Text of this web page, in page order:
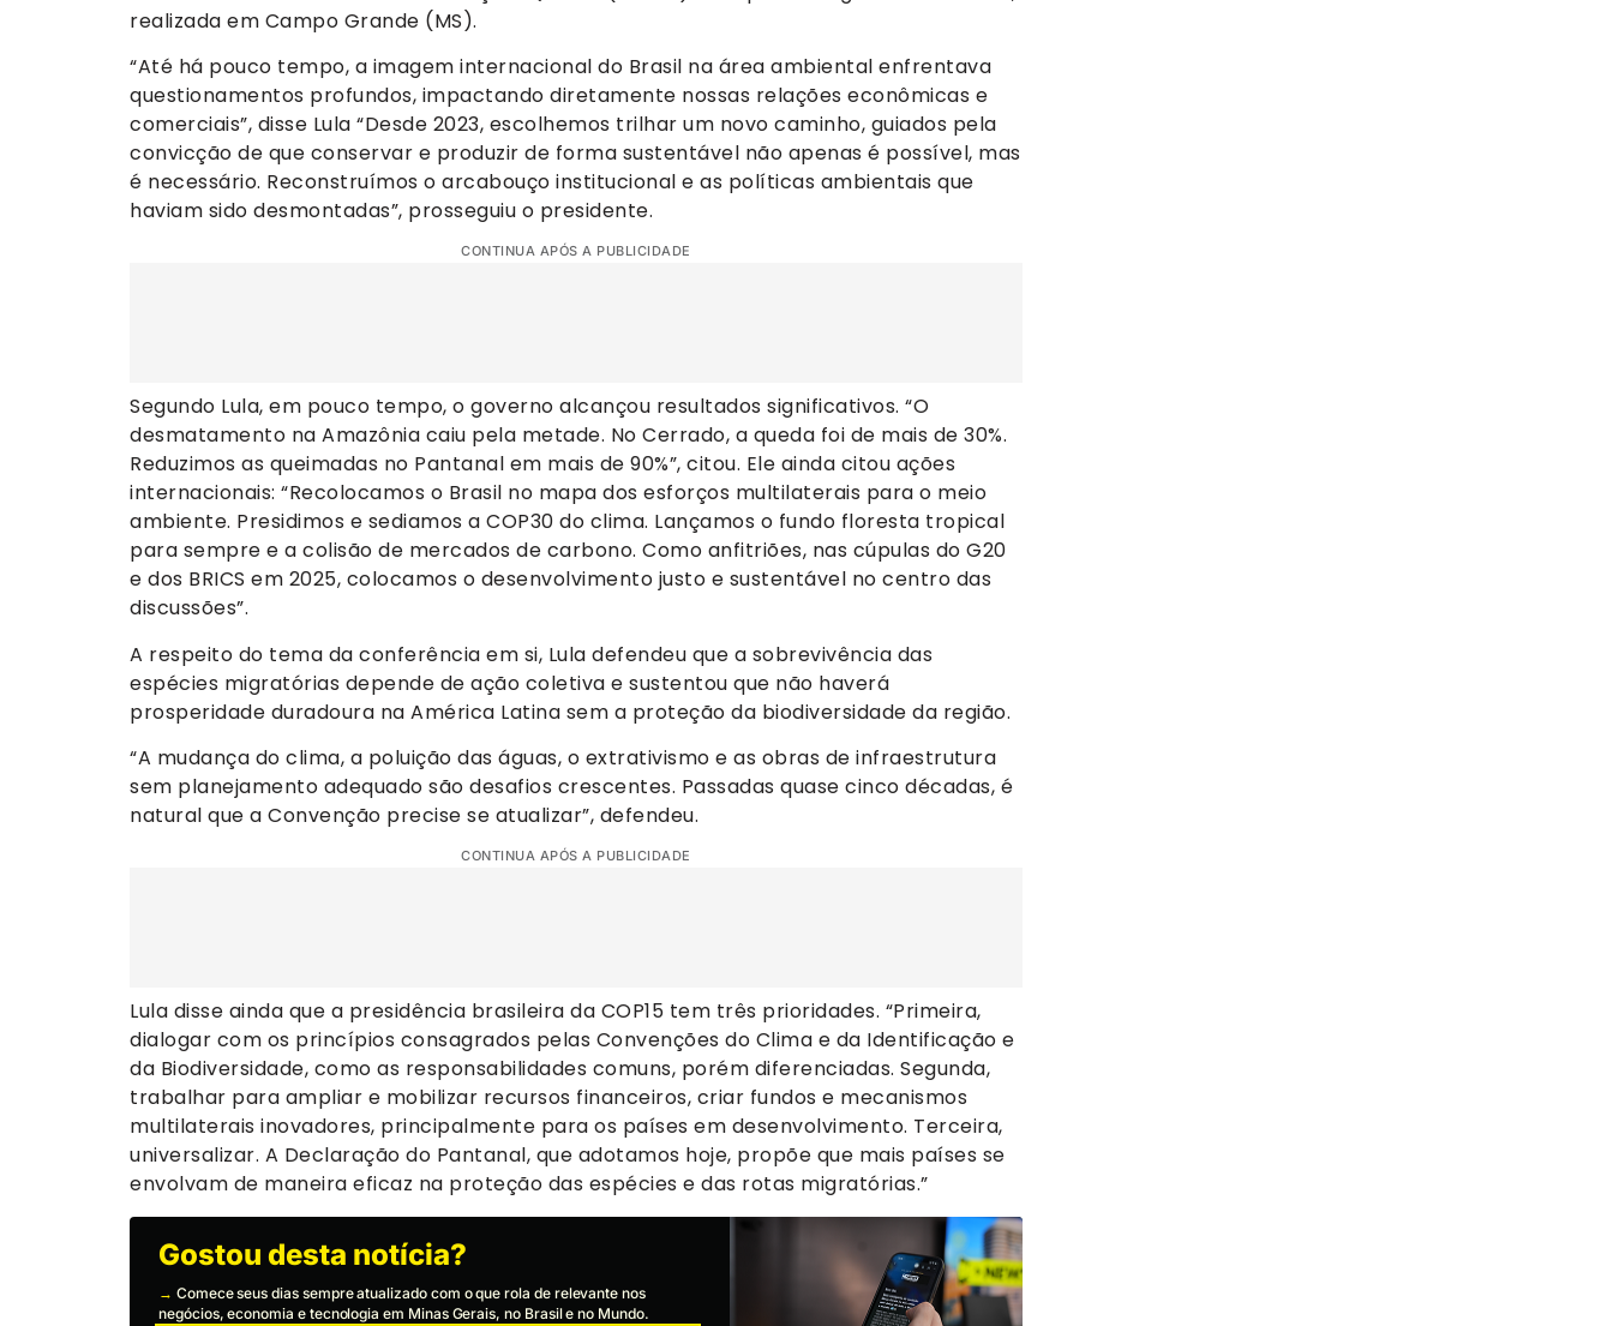
realizada em Campo Grande (MS).
“Até há pouco tempo, a imagem internacional do Brasil na área ambiental enfrentava
questionamentos profundos, impactando diretamente nossas relações econômicas e
comerciais”, disse Lula “Desde 2023, escolhemos trilhar um novo caminho, guiados pela
convicção de que conservar e produzir de forma sustentável não apenas é possível, mas
é necessário. Reconstruímos o arcabouço institucional e as políticas ambientais que
haviam sido desmontadas”, prosseguiu o presidente.
CONTINUA APÓS A PUBLICIDADE
Segundo Lula, em pouco tempo, o governo alcançou resultados significativos. “O
desmatamento na Amazônia caiu pela metade. No Cerrado, a queda foi de mais de 30%.
Reduzimos as queimadas no Pantanal em mais de 90%”, citou. Ele ainda citou ações
internacionais: “Recolocamos o Brasil no mapa dos esforços multilaterais para o meio
ambiente. Presidimos e sediamos a COP30 do clima. Lançamos o fundo floresta tropical
para sempre e a colisão de mercados de carbono. Como anfitriões, nas cúpulas do G20
e dos BRICS em 2025, colocamos o desenvolvimento justo e sustentável no centro das
discussões”.
A respeito do tema da conferência em si, Lula defendeu que a sobrevivência das
espécies migratórias depende de ação coletiva e sustentou que não haverá
prosperidade duradoura na América Latina sem a proteção da biodiversidade da região.
“A mudança do clima, a poluição das águas, o extrativismo e as obras de infraestrutura
sem planejamento adequado são desafios crescentes. Passadas quase cinco décadas, é
natural que a Convenção precise se atualizar”, defendeu.
CONTINUA APÓS A PUBLICIDADE
Lula disse ainda que a presidência brasileira da COP15 tem três prioridades. “Primeira,
dialogar com os princípios consagrados pelas Convenções do Clima e da Identificação e
da Biodiversidade, como as responsabilidades comuns, porém diferenciadas. Segunda,
trabalhar para ampliar e mobilizar recursos financeiros, criar fundos e mecanismos
multilaterais inovadores, principalmente para os países em desenvolvimento. Terceira,
universalizar. A Declaração do Pantanal, que adotamos hoje, propõe que mais países se
envolvam de maneira eficaz na proteção das espécies e das rotas migratórias.”
Gostou desta notícia?
→ Comece seus dias sempre atualizado com o que rola de relevante nos
negócios, economia e tecnologia em Minas Gerais, no Brasil e no Mundo.